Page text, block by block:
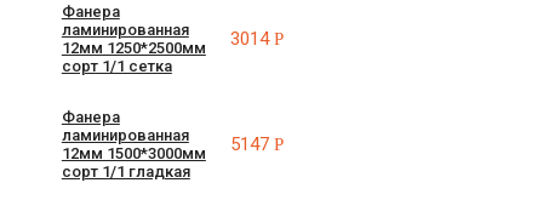
Фанера
ламинированная
12мм 1250*2500мм
сорт 1/1 сетка
3014Р
Фанера
ламинированная
12мм 1500*3000мм
сорт 1/1 гладкая
5147Р